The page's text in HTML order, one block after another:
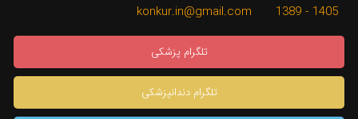
1405 - 1389 konkur.in@gmail.com
تلگرام پزشکی
تلگرام دندانپزشکی